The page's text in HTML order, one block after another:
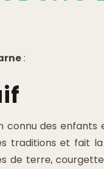
:
connu des enfants
traditions et fait
de terre,